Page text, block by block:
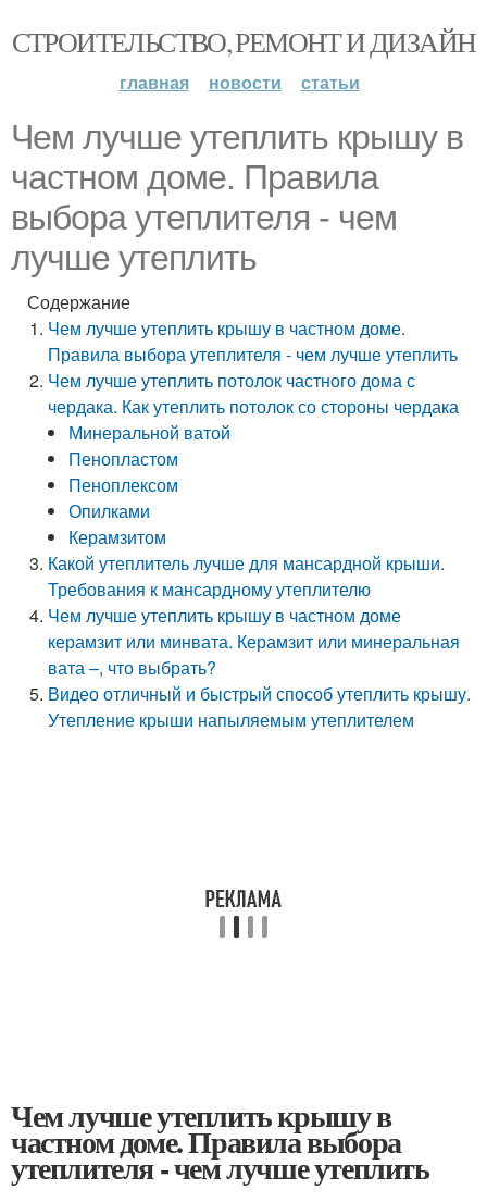
СТРОИТЕЛЬСТВО, РЕМОНТ И ДИЗАЙН
главная новости статьи
Чем лучше утеплить крышу в
частном доме. Правила
выбора утеплителя - чем
лучше утеплить
Содержание
Чем лучше утеплить крышу в частном доме.
Правила выбора утеплителя - чем лучше утеплить
Чем лучше утеплить потолок частного дома с
чердака. Как утеплить потолок со стороны чердака
Минеральной ватой
Пенопластом
Пеноплексом
Опилками
Керамзитом
Какой утеплитель лучше для мансардной крыши.
Требования к мансардному утеплителю
Чем лучше утеплить крышу в частном доме
керамзит или минвата. Керамзит или минеральная
вата –, что выбрать?
Видео отличный и быстрый способ утеплить крышу.
Утепление крыши напыляемым утеплителем
Чем лучше утеплить крышу в
частном доме. Правила выбора
утеплителя - чем лучше утеплить